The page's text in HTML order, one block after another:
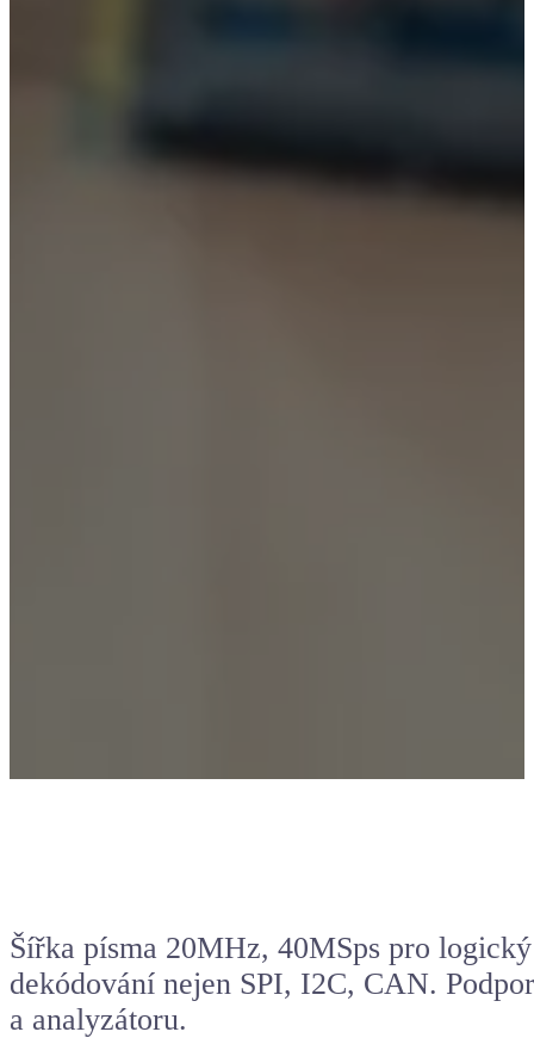
Šířka písma 20MHz, 40MSps pro
dekódování nejen SPI, I2C, CAN.
a analyzátoru.